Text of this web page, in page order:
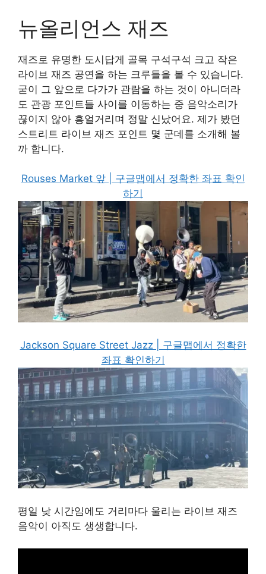
뉴올리언스 재즈
재즈로 유명한 도시답게 골목 구석구석 크고 작은
라이브 재즈 공연을 하는 크루들을 볼 수 있습니다.
굳이 그 앞으로 다가가 관람을 하는 것이 아니더라
도 관광 포인트들 사이를 이동하는 중 음악소리가
끊이지 않아 흥얼거리며 정말 신났어요. 제가 봤던
스트리트 라이브 재즈 포인트 몇 군데를 소개해 볼
까 합니다.
Rouses Market 앞 | 구글맵에서 정확한 좌표 확인
하기
Jackson Square Street Jazz | 구글맵에서 정확한
좌표 확인하기
평일 낮 시간임에도 거리마다 울리는 라이브 재즈
음악이 아직도 생생합니다.